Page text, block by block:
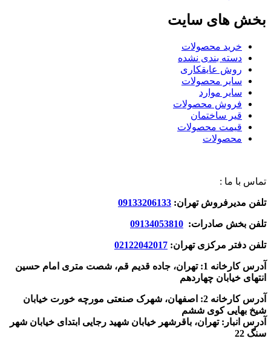
بخش های سایت
خرید محصولات
دسته بندی نشده
روش عایقکاری
سایر محصولات
سایر موارد
فروش محصولات
قیر ساختمان
قیمت محصولات
محصولات
تماس با ما :
تلفن مدیرفروش تهران: 09133206133
تلفن بخش صادرات: 09134053810
تلفن دفتر مرکزی تهران: 02122042017
آدرس کارخانه 1: تهران، جاده قدیم قم، شصت متری امام حسین
انتهای خیابان چهاردهم
آدرس کارخانه 2: اصفهان، شهرک صنعتی مورچه خورت خیابان
شیخ بهایی کوی ششم
آدرس انبار: تهران، باقرشهر خیابان شهید رجایی ابتدای خیابان شهر
سنگ 22